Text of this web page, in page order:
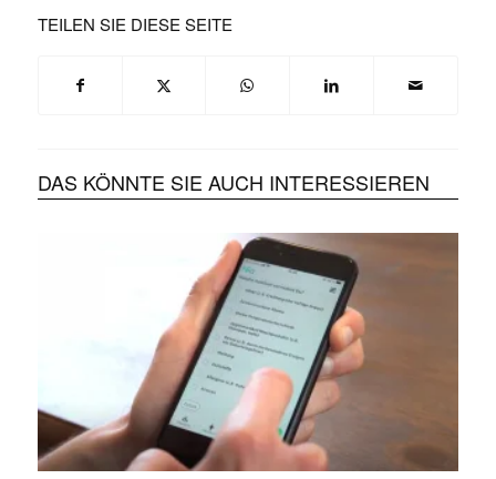
TEILEN SIE DIESE SEITE
DAS KÖNNTE SIE AUCH INTERESSIEREN